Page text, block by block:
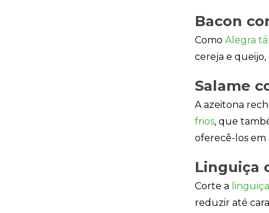
Bacon
Como Alegra
cereja e
Salame
A azeitona
frios, que
oferecê-los em
Linguiça
Corte a linguiça
reduzir até